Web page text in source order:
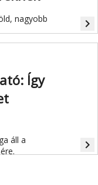
nagyobb
navigate_next
Így
áll a
navigate_next